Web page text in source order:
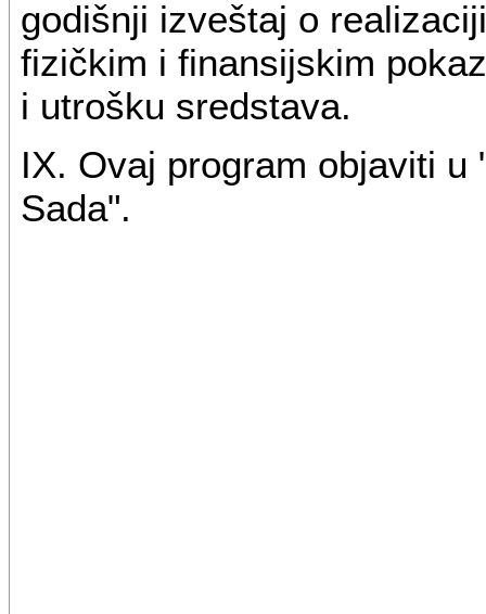
godišnji izveštaj o
fizičkim i finansijskim
i utrošku sredstava.
IX. Ovaj program objaviti
Sada".